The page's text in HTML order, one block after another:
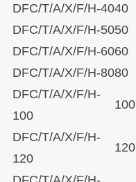
DFC/T/A/X/F/H-4040
DFC/T/A/X/F/H-5050
DFC/T/A/X/F/H-6060
DFC/T/A/X/F/H-8080
DFC/T/A/X/F/H-
100
100
DFC/T/A/X/F/H-
120
120